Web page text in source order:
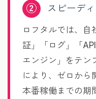
② スピーデ
ロフタルでは、自
証」「ログ」「
エンジン」をテン
により、ゼロから
本番稼働までの期